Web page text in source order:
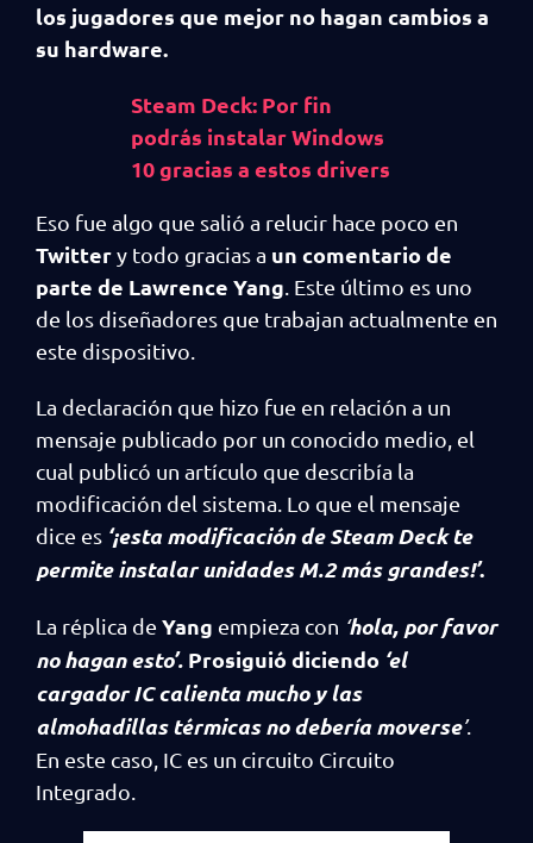
los jugadores que mejor no hagan cambios a
su hardware.
Steam Deck: Por fin
podrás instalar Windows
10 gracias a estos drivers
Eso fue algo que salió a relucir hace poco en
Twittery todo gracias a un comentario de
parte de Lawrence Yang . Este último es uno
de los diseñadores que trabajan actualmente en
este dispositivo.
La declaración que hizo fue en relación a un
mensaje publicado por un conocido medio, el
cual publicó un artículo que describía la
modificación del sistema. Lo que el mensaje
dice es ‘¡esta modificación de Steam Deck te
permite instalar unidades M.2 más grandes!’.
La réplica de Yang empieza con ‘hola, por favor
no hagan esto’. Prosiguió diciendo ‘el
cargador IC calienta mucho y las
almohadillas térmicas no debería moverse’.
En este caso, IC es un circuito Circuito
Integrado.